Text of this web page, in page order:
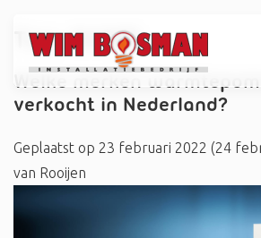
Tag:#AWB
Welke merken
verkocht in Nederland?
Geplaatst op 23 februari 2022 (24
van Rooijen